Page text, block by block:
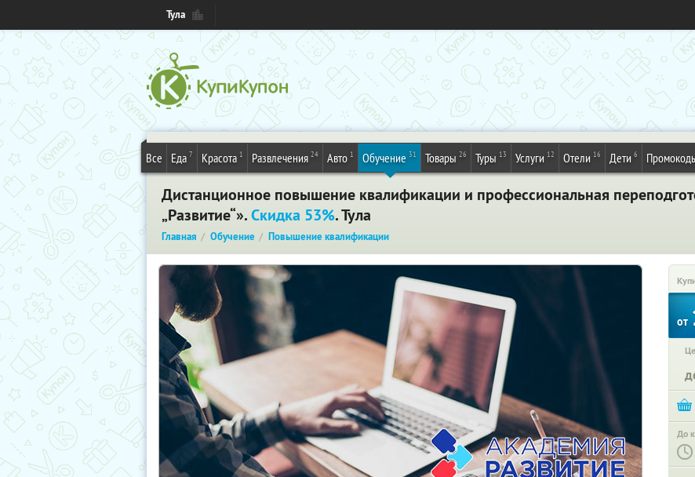
Тула
Все Еда 7 Красота 1 Развлечения 24 Авто 1 Обучение 31 Товары 26 Туры 13 Услуги 12 Отели 16 Дети 6
Дистанционное повышение квалификации и профессиональная
„Развитие“».Скидка 53%. Тула
Главная Обучение Повышение квалификации
от
До